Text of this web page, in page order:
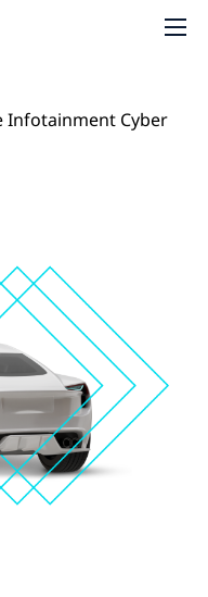
Infotainment Cyber